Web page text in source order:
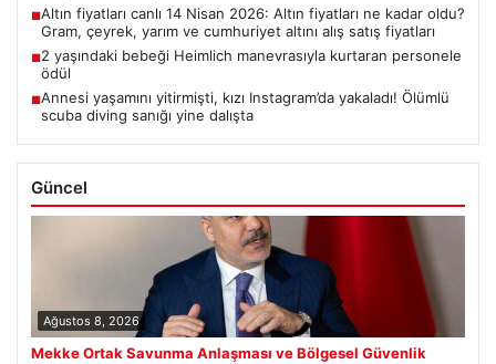
■Altın fiyatları canlı 14 Nisan 2026: Altın fiyatları ne kadar oldu?
Gram, çeyrek, yarım ve cumhuriyet altını alış satış fiyatları
■2 yaşındaki bebeği Heimlich manevrasıyla kurtaran personele
ödül
■Annesi yaşamını yitirmişti, kızı Instagram’da yakaladı! Ölümlü
scuba diving sanığı yine dalışta
Güncel
Ağustos 8, 2026
Mekke Ortak Savunma Anlaşması ve Bölgesel Güvenlik